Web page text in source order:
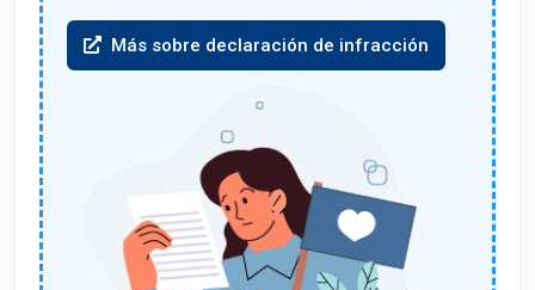
Más sobre declaración de infracción